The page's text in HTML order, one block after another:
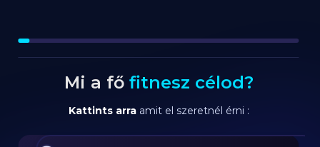
Mi a fő fitnesz célod?
Kattints arraamit el szeretnél érni :